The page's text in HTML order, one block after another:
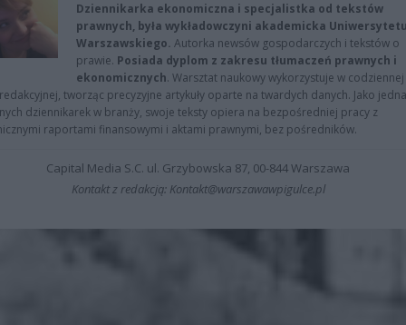
Dziennikarka ekonomiczna i specjalistka od tekstów
prawnych, była wykładowczyni akademicka
Warszawskiego. Autorka newsów gospodarczych i tekstów o
prawie. Posiada dyplom z zakresu tłumaczeń prawnych i
ekonomicznych. Warsztat naukowy wykorzystuje w codziennej
tworząc precyzyjne artykuły oparte na twardych danych. Jako
dziennikarek w branży, swoje teksty opiera na bezpośredniej pracy z
raportami finansowymi i aktami prawnymi, bez pośredników.
Capital Media S.C. ul. Grzybowska 87, 00-844 Warszawa
Kontakt z redakcją: Kontakt@warszawawpigulce.pl